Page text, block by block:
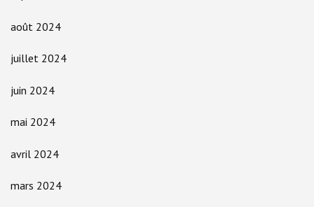
août 2024
juillet 2024
juin 2024
mai 2024
avril 2024
mars 2024